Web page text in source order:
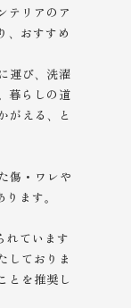
テリアのア
、おすすめ
運び、洗濯
暮らしの道
がえる、と
傷・ワレや
ます。
れています
しておりま
とを推奨し